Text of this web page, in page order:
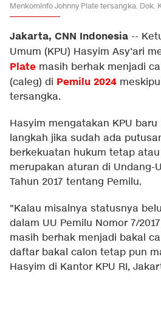
Menkominfo Johnny Plate tersangka. Dok.
Jakarta, CNN Indonesia --
Umum (KPU) Hasyim Asy'ari
Plate masih berhak menjadi
(caleg) di Pemilu 2024
tersangka.
Hasyim mengatakan KPU
langkah jika sudah ada
berkekuatan hukum tetap
merupakan aturan di Undang-
Tahun 2017 tentang Pemilu.
"Kalau misalnya statusnya
dalam UU Pemilu Nomor 7/
masih berhak menjadi bakal
daftar bakal calon tetap pun
Hasyim di Kantor KPU RI,